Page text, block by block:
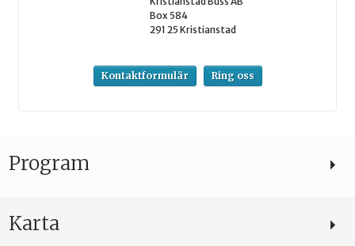
Box 584
291 25 Kristianstad
Kontaktformulär Ring oss
Program
Karta